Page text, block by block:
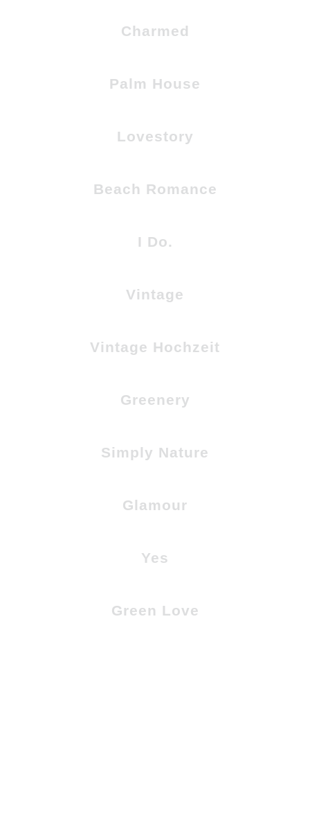
Charmed
Palm House
Lovestory
Beach Romance
I Do.
Vintage
Vintage Hochzeit
Greenery
Simply Nature
Glamour
Yes
Green Love